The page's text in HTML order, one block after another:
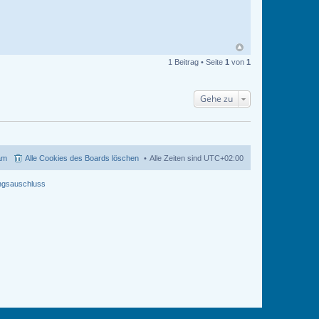
d
m
o
1 Beitrag • Seite 1 von 1
Gehe zu
Alle Zeiten sind UTC+02:00
Alle Cookies des Boards löschen